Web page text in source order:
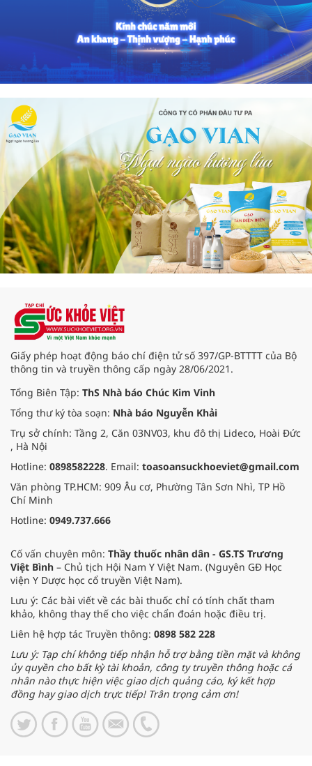
Giấy phép hoạt động báo chí điện tử số 397/GP-BTTTT của Bộ
thông tin và truyền thông cấp ngày 28/06/2021.
Tổng Biên Tập: ThS Nhà báo Chúc Kim Vinh
Tổng thư ký tòa soạn: Nhà báo Nguyễn Khải
Trụ sở chính: Tầng 2, Căn 03NV03, khu đô thị Lideco, Hoài Đức
, Hà Nội
Hotline: 0898582228. Email: toasoansuckhoeviet@gmail.com
Văn phòng TP.HCM: 909 Âu cơ, Phường Tân Sơn Nhì, TP Hồ
Chí Minh
Hotline: 0949.737.666
Cố vấn chuyên môn: Thầy thuốc nhân dân - GS.TS Trương
Việt Bình – Chủ tịch Hội Nam Y Việt Nam. (Nguyên GĐ Học
viện Y Dược học cổ truyền Việt Nam).
Lưu ý: Các bài viết về các bài thuốc chỉ có tính chất tham
khảo, không thay thế cho việc chẩn đoán hoặc điều trị.
Liên hệ hợp tác Truyền thông: 0898 582 228
Lưu ý: Tạp chí không tiếp nhận hỗ trợ bằng tiền mặt và không
ủy quyền cho bất kỳ tài khoản, công ty truyền thông hoặc cá
nhân nào thực hiện việc giao dịch quảng cáo, ký kết hợp
đồng hay giao dịch trực tiếp! Trân trọng cảm ơn!